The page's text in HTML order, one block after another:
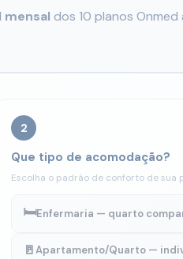
dos 10 planos
2
Que tipo de acomodação?
Escolha o padrão de conforto de sua
🛏️Enfermaria — quarto
🚪Apartamento/Quarto —